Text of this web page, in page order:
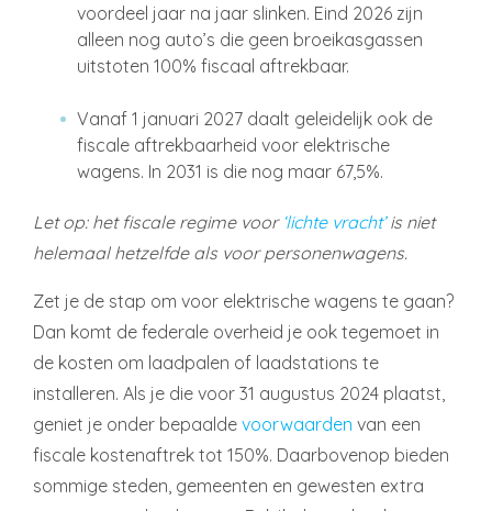
voordeel jaar na jaar slinken. Eind 2026 zijn
alleen nog auto’s die geen broeikasgassen
uitstoten 100% fiscaal aftrekbaar.
Vanaf 1 januari 2027 daalt geleidelijk ook de
fiscale aftrekbaarheid voor elektrische
wagens. In 2031 is die nog maar 67,5%.
Let op: het fiscale regime voor ‘lichte vracht’ is niet
helemaal hetzelfde als voor personenwagens.
Zet je de stap om voor elektrische wagens te gaan?
Dan komt de federale overheid je ook tegemoet in
de kosten om laadpalen of laadstations te
installeren. Als je die voor 31 augustus 2024 plaatst,
geniet je onder bepaalde voorwaarden van een
fiscale kostenaftrek tot 150%. Daarbovenop bieden
sommige steden, gemeenten en gewesten extra